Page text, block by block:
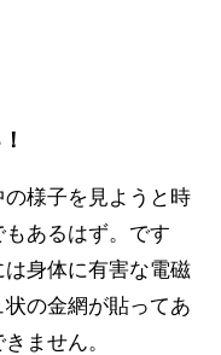
様子を見ようと時
あるはず。です
身体に有害な電磁
の金網が貼ってあ
ません。